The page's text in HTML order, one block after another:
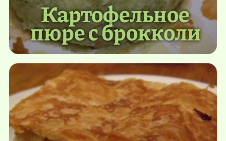
Картофельное
пюре с брокколи